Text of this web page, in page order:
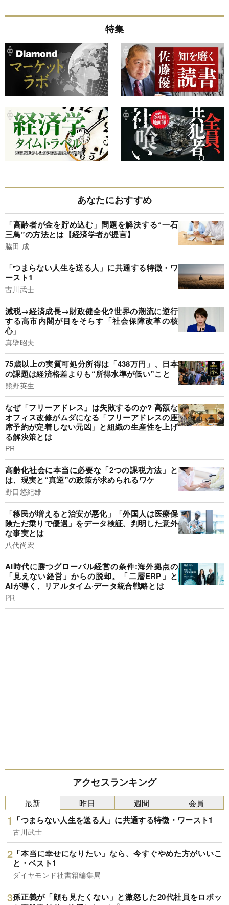
特集
あなたにおすすめ
「高齢者が金を貯め込む」問題を解決する“一石
三鳥”の方法とは【経済学者が提言】
脇田 成
「つまらない人生を送る人」に共通する特徴・ワ
ースト1
古川武士
減税→経済成長→財政健全化?世界の潮流に逆行
する高市内閣が目をそらす「社会保障改革の核
心」
真壁昭夫
75歳以上の実質可処分所得は「438万円」、日本
の課題は経済格差よりも“所得水準が低い”こと
熊野英生
なぜ「フリーアドレス」は失敗するのか? 高額な
オフィス改修がムダになる「フリーアドレスの座
席予約が定着しない元凶」と組織の生産性を上げ
る解決策とは
PR
高齢化社会に本当に必要な「2つの課税方法」と
は、現実と“真逆”の政策が求められるワケ
野口悠紀雄
「移民が増えると治安が悪化」「外国人は医療保
険ただ乗りで優遇」をデータ検証、判明した意外
な事実とは
八代尚宏
AI時代に勝つグローバル経営の条件:海外拠点の
「見えない経営」からの脱却。「二層ERP」と
AIが導く、リアルタイム·データ統合戦略とは
PR
アクセスランキング
最新
「つまらない人生を送る人」に共通する特徴・ワースト1
古川武士
「本当に幸せになりたい」なら、今すぐやめた方がいいこ
と・ベスト1
ダイヤモンド社書籍編集局
孫正義が「顔も見たくない」と激怒した20代社員をロボッ
昨日 週間 会員